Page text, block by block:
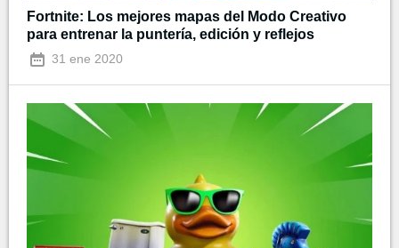
Fortnite: Los mejores mapas del Modo Creativo
para entrenar la puntería, edición y reflejos
31 ene 2020